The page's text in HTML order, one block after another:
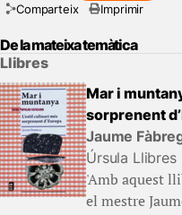
Comparteix Imprimir
De la mateixa temàtica
Llibres
Mar i
sorprenent
Jaume
Úrsula Llibres
'Amb aquest
el mestre